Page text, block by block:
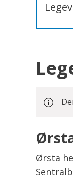
Ørsta